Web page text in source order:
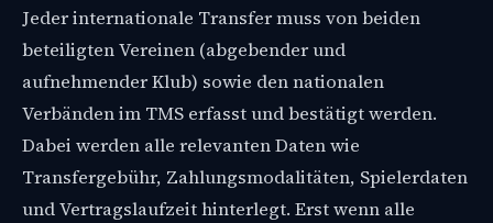
Jeder internationale Transfer muss von beiden
beteiligten Vereinen (abgebender und
aufnehmender Klub) sowie den nationalen
Verbänden im TMS erfasst und bestätigt werden.
Dabei werden alle relevanten Daten wie
Transfergebühr, Zahlungsmodalitäten, Spielerdaten
und Vertragslaufzeit hinterlegt. Erst wenn alle